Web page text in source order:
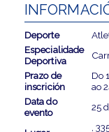
Deporte
Especialidade
Deportiva
Prazo de
inscrición
Do
ao
Data do
evento
25
,